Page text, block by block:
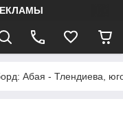
Абая - Тлендиева,